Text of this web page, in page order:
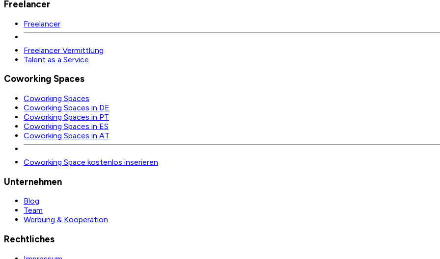
Freelancer
Freelancer
Freelancer Vermittlung
Talent as a Service
Coworking Spaces
Coworking Spaces
Coworking Spaces in DE
Coworking Spaces in PT
Coworking Spaces in ES
Coworking Spaces in AT
Coworking Space kostenlos inserieren
Unternehmen
Blog
Team
Werbung & Kooperation
Rechtliches